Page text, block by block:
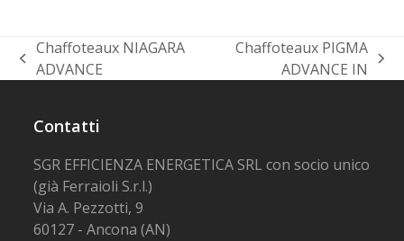
post
Chaffoteaux NIAGARA
ADVANCE
Chaffoteaux PIGMA
ADVANCE IN
Contatti
SGR EFFICIENZA ENERGETICA SRL con socio unico
(già Ferraioli S.r.l.)
Via A. Pezzotti, 9
60127 - Ancona (AN)